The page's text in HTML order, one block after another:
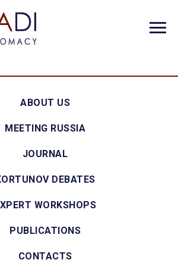
ABOUT US
MEETING RUSSIA
JOURNAL
DEBATES
WORKSHOPS
PUBLICATIONS
CONTACTS